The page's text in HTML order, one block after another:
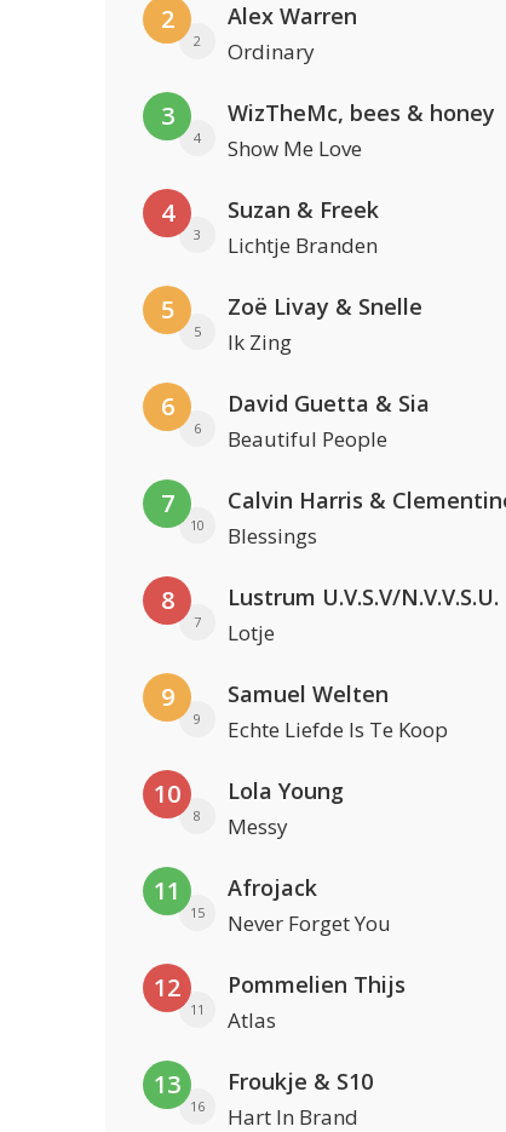
2
2
Alex Warren
Ordinary
3
4
WizTheMc, bees & honey
Show Me Love
4
3
Suzan & Freek
Lichtje Branden
5
5
Zoë Livay & Snelle
Ik Zing
6
6
David Guetta & Sia
Beautiful People
7
10
Calvin Harris &
Blessings
8
7 Lotje
9
9
Samuel Welten
Echte Liefde Is Te Koop
10
8
Lola Young
Messy
11
15
Afrojack
Never Forget You
12
11
Pommelien Thijs
Atlas
13
16
Froukje & S10
Hart In Brand